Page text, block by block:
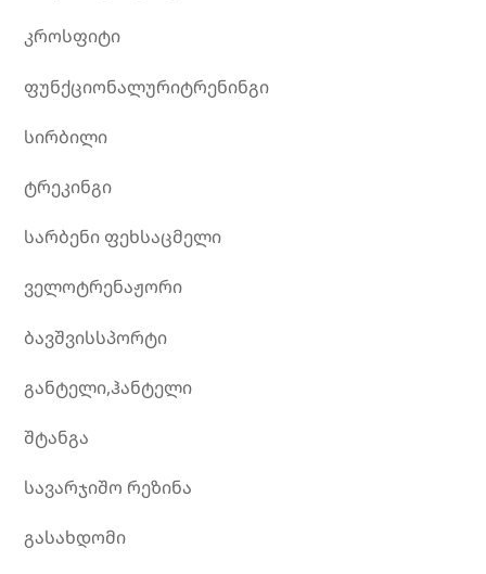
კროსფიტი
ფუნქციონალურიტრენინგი
სირბილი
ტრეკინგი
სარბენი ფეხსაცმელი
ველოტრენაჟორი
ბავშვისსპორტი
განტელი,ჰანტელი
შტანგა
სავარჯიშო რეზინა
გასახდომი